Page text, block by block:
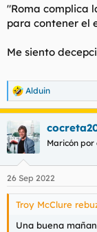
"Roma complica
para contener el
Me siento
R
e
a
c
c
i
e
s
Alduin
Maricón por
26 Sep 2022
Troy McClure
Una buena